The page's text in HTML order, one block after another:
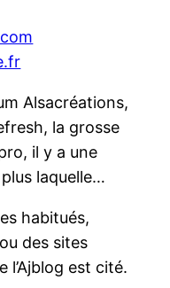
Alsacréations,
la grosse
il y a une
laquelle…
habitués,
des sites
l’Ajblog est cité.